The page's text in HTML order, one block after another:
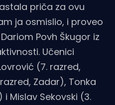
priča za ovu
ja osmislio, i proveo
Povh Škugor iz
Učenici
(7. razred,
Zadar), Tonka
Mislav Sekovski (3.